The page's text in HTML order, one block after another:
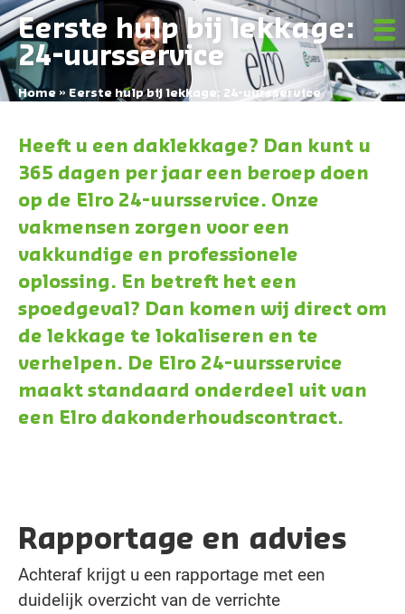
Eerste hulp bij lekkage:
24-uursservice
Home » Eerste hulp bij lekkage: 24-uursservice
Heeft u een daklekkage? Dan kunt u
365 dagen per jaar een beroep doen
op de Elro 24-uursservice. Onze
vakmensen zorgen voor een
vakkundige en professionele
oplossing. En betreft het een
spoedgeval? Dan komen wij direct om
de lekkage te lokaliseren en te
verhelpen. De Elro 24-uursservice
maakt standaard onderdeel uit van
een Elro dakonderhoudscontract.
Rapportage en advies
Achteraf krijgt u een rapportage met een
duidelijk overzicht van de verrichte